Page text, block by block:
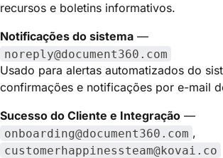
recursos e boletins informativos.
Notificações do sistema —
noreply@document360.com
Usado para alertas automatizados do
confirmações e notificações por e-mail
Sucesso do Cliente e Integração —
onboarding@document360.com ,
customerhappinessteam@kovai.co